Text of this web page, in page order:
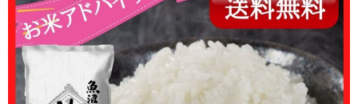
魚沼産コシヒカリ
新潟米新之助
岩船産コシヒカリ